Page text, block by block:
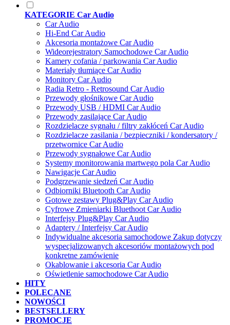
KATEGORIE Car Audio
Car Audio
Hi-End Car Audio
Akcesoria montażowe Car Audio
Wideorejestratory Samochodowe Car Audio
Kamery cofania / parkowania Car Audio
Materiały tłumiące Car Audio
Monitory Car Audio
Radia Retro - Retrosound Car Audio
Przewody głośnikowe Car Audio
Przewody USB / HDMI Car Audio
Przewody zasilające Car Audio
Rozdzielacze sygnału / filtry zakłóceń Car Audio
Rozdzielacze zasilania / bezpieczniki / kondersatory /
przetwornice Car Audio
Przewody sygnałowe Car Audio
Systemy monitorowania martwego pola Car Audio
Nawigacje Car Audio
Podgrzewanie siedzeń Car Audio
Odbiorniki Bluetooth Car Audio
Gotowe zestawy Plug&Play Car Audio
Cyfrowe Zmieniarki Bluethoot Car Audio
Interfejsy Plug&Play Car Audio
Adaptery / Interfejsy Car Audio
Indywidualne akcesoria samochodowe Zakup dotyczy
wyspecjalizowanych akcesoriów montażowych pod
konkretne zamówienie
Okablowanie i akcesoria Car Audio
Oświetlenie samochodowe Car Audio
HITY
POLECANE
NOWOŚCI
BESTSELLERY
PROMOCJE